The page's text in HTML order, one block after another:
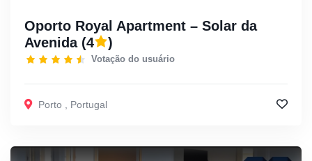
Oporto Royal Apartment – Solar da
Avenida(4 )
Votação do usuário
Porto Portugal